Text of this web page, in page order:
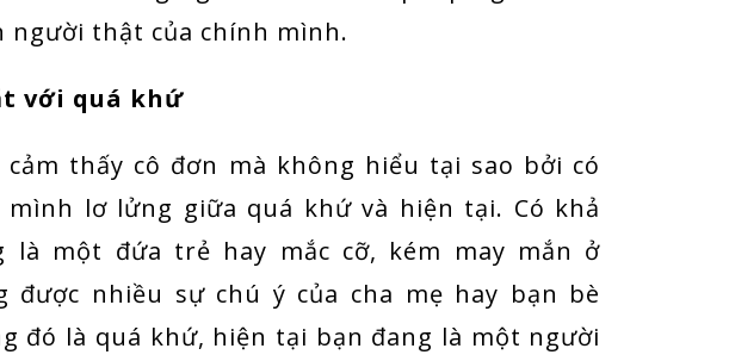
người thật của chính mình.
với quá khứ
thấy cô đơn mà không hiểu tại sao bởi có
lơ lửng giữa quá khứ và hiện tại. Có khả
là một đứa trẻ hay mắc cỡ, kém may mắn ở
được nhiều sự chú ý của cha mẹ hay bạn bè
đó là quá khứ, hiện tại bạn đang là một người